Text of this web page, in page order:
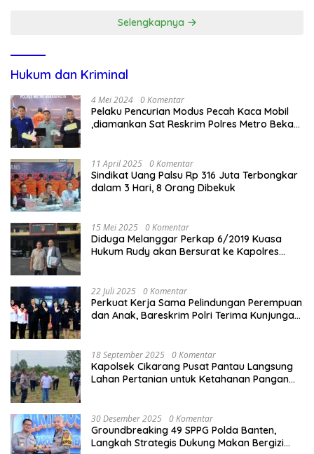
Selengkapnya
Hukum dan Kriminal
4 Mei 2024 0 Komentar
Pelaku Pencurian Modus Pecah Kaca Mobil
,diamankan Sat Reskrim Polres Metro Bekasi
11 April 2025 0 Komentar
Sindikat Uang Palsu Rp 316 Juta Terbongkar
dalam 3 Hari, 8 Orang Dibekuk
15 Mei 2025 0 Komentar
Diduga Melanggar Perkap 6/2019 Kuasa
Hukum Rudy akan Bersurat ke Kapolres
22 Juli 2025 0 Komentar
Perkuat Kerja Sama Pelindungan Perempuan
dan Anak, Bareskrim Polri Terima Kunjungan
18 September 2025 0 Komentar
Kapolsek Cikarang Pusat Pantau Langsung
Lahan Pertanian untuk Ketahanan Pangan
30 Desember 2025 0 Komentar
Groundbreaking 49 SPPG Polda Banten,
Langkah Strategis Dukung Makan Bergizi